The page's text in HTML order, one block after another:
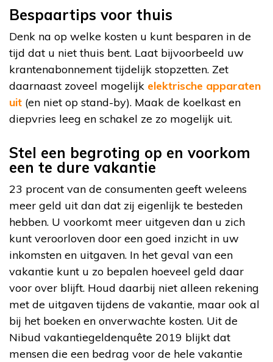
Bespaartips voor thuis
Denk na op welke kosten u kunt besparen in de
tijd dat u niet thuis bent. Laat bijvoorbeeld uw
krantenabonnement tijdelijk stopzetten. Zet
daarnaast zoveel mogelijk elektrische apparaten
uit (en niet op stand-by). Maak de koelkast en
diepvries leeg en schakel ze zo mogelijk uit.
Stel een begroting op en voorkom
een te dure vakantie
23 procent van de consumenten geeft weleens
meer geld uit dan dat zij eigenlijk te besteden
hebben. U voorkomt meer uitgeven dan u zich
kunt veroorloven door een goed inzicht in uw
inkomsten en uitgaven. In het geval van een
vakantie kunt u zo bepalen hoeveel geld daar
voor over blijft. Houd daarbij niet alleen rekening
met de uitgaven tijdens de vakantie, maar ook al
bij het boeken en onverwachte kosten. Uit de
Nibud vakantiegeldenquête 2019 blijkt dat
mensen die een bedrag voor de hele vakantie